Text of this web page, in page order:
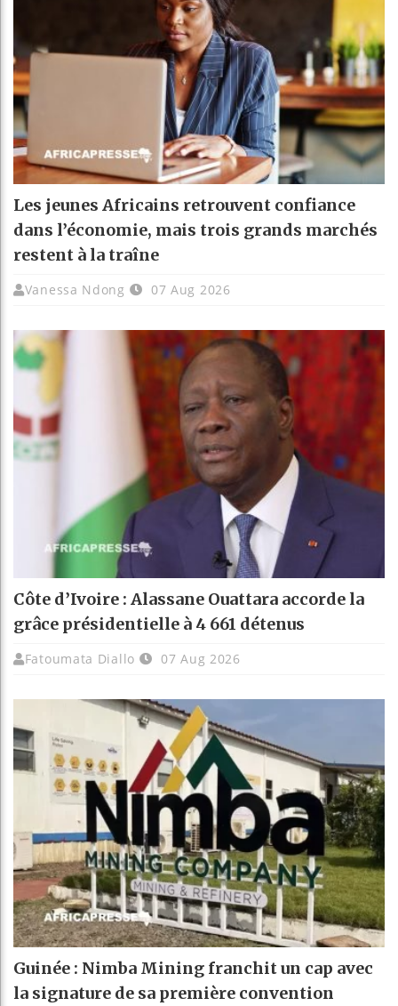
Les jeunes Africains retrouvent confiance
dans l’économie, mais trois grands marchés
restent à la traîne
Vanessa Ndong 07 Aug 2026
Côte d’Ivoire : Alassane Ouattara accorde la
grâce présidentielle à 4 661 détenus
Fatoumata Diallo 07 Aug 2026
Guinée : Nimba Mining franchit un cap avec
la signature de sa première convention